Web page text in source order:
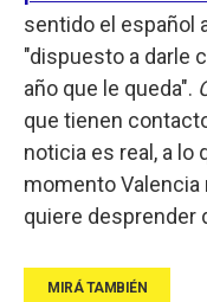
sentido el español
"dispuesto a darle
año que le queda".
que tienen
noticia es real, a lo
momento Valencia
quiere desprender